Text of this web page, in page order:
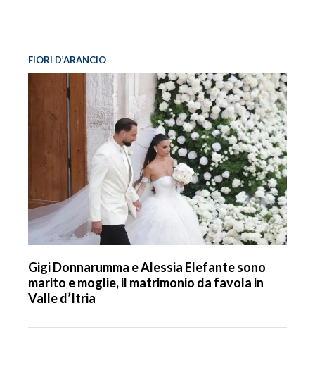
FIORI D’ARANCIO
Gigi Donnarumma e Alessia Elefante sono
marito e moglie, il matrimonio da favola in
Valle d’Itria